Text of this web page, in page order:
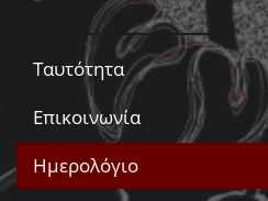
Ταυτότητα
Επικοινωνία
Ημερολόγιο